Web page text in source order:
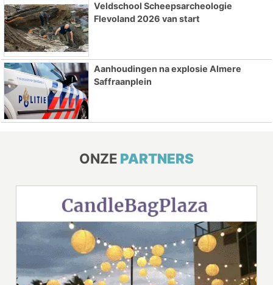
Veldschool Scheepsarcheologie
Flevoland 2026 van start
Aanhoudingen na explosie Almere
Saffraanplein
ONZE PARTNERS